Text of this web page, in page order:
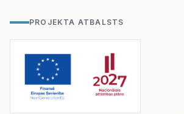
PROJEKTA ATBALSTS